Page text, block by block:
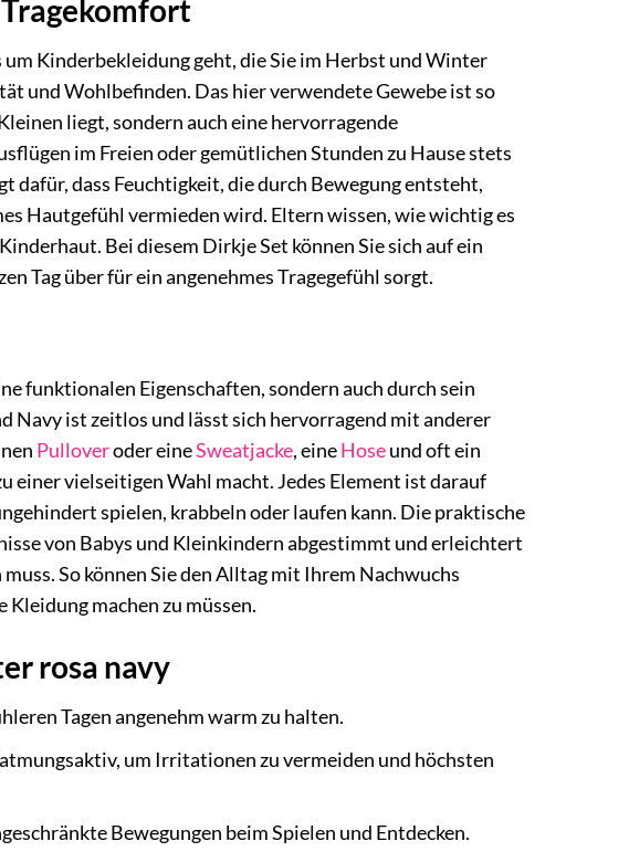
Kinderbekleidung geht, die Sie im Herbst und Winter
und Wohlbefinden. Das hier verwendete Gewebe ist so
liegt, sondern auch eine hervorragende
im Freien oder gemütlichen Stunden zu Hause stets
dass Feuchtigkeit, die durch Bewegung entsteht,
Hautgefühl vermieden wird. Eltern wissen, wie wichtig es
Bei diesem Dirkje Set können Sie sich auf ein
Tag über für ein angenehmes Tragegefühl sorgt.
funktionalen Eigenschaften, sondern auch durch sein
Navy ist zeitlos und lässt sich hervorragend mit anderer
Pulloveroder eineSweatjacke, eineHoseund oft ein
einer vielseitigen Wahl macht. Jedes Element ist darauf
spielen, krabbeln oder laufen kann. Die praktische
von Babys und Kleinkindern abgestimmt und erleichtert
So können Sie den Alltag mit Ihrem Nachwuchs
Kleidung machen zu müssen.
rosa navy
Tagen angenehm warm zu halten.
um Irritationen zu vermeiden und höchsten
Bewegungen beim Spielen und Entdecken.